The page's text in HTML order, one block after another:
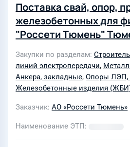
Поставка свай, опор,
железобетонных для
"Россети Тюмень"
электрические сети
Закупки по разделам
линий электропередачи,
Анкера, закладные, Опоры ЛЭП,
Железобетонные изделия
Заказчик АО «Россети Тюмень»
Наименование ЭТП